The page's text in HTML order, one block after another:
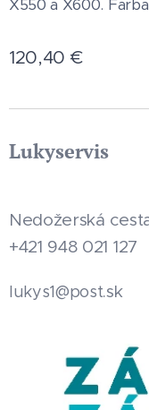
X550 a X600.
120,40 €
Lukyservis
Nedožerská
+421 948 021 127
lukys1@post.sk